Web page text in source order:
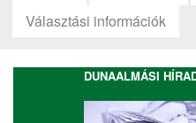
Választási információk
DUNAALMÁSI